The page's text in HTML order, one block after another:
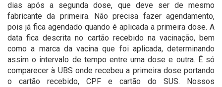
dias após a segunda dose, que deve ser de mesmo
fabricante da primeira. Não precisa fazer agendamento,
pois já fica agendado quando é aplicada a primeira dose. A
data fica descrita no cartão recebido na vacinação, bem
como a marca da vacina que foi aplicada, determinando
assim o intervalo de tempo entre uma dose e outra. É só
comparecer à UBS onde recebeu a primeira dose portando
o cartão recebido, CPF e cartão do SUS. Nossos